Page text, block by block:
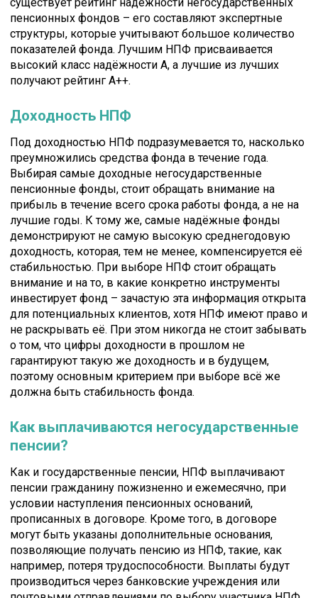
пенсионных фондов – его составляют экспертные
структуры, которые учитывают большое количество
показателей фонда. Лучшим НПФ присваивается
высокий класс надёжности А, а лучшие из лучших
получают рейтинг А++.
Доходность НПФ
Под доходностью НПФ подразумевается то, насколько
преумножились средства фонда в течение года.
Выбирая самые доходные негосударственные
пенсионные фонды, стоит обращать внимание на
прибыль в течение всего срока работы фонда, а не на
лучшие годы. К тому же, самые надёжные фонды
демонстрируют не самую высокую среднегодовую
доходность, которая, тем не менее, компенсируется её
стабильностью. При выборе НПФ стоит обращать
внимание и на то, в какие конкретно инструменты
инвестирует фонд – зачастую эта информация открыта
для потенциальных клиентов, хотя НПФ имеют право и
не раскрывать её. При этом никогда не стоит забывать
о том, что цифры доходности в прошлом не
гарантируют такую же доходность и в будущем,
поэтому основным критерием при выборе всё же
должна быть стабильность фонда.
Как выплачиваются негосударственные
пенсии?
Как и государственные пенсии, НПФ выплачивают
пенсии гражданину пожизненно и ежемесячно, при
условии наступления пенсионных оснований,
прописанных в договоре. Кроме того, в договоре
могут быть указаны дополнительные основания,
позволяющие получать пенсию из НПФ, такие, как
например, потеря трудоспособности. Выплаты будут
производиться через банковские учреждения или